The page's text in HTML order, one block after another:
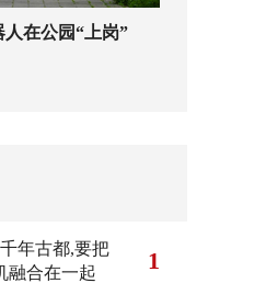
在公园“上岗”
年古都,要把
融合在一起
1